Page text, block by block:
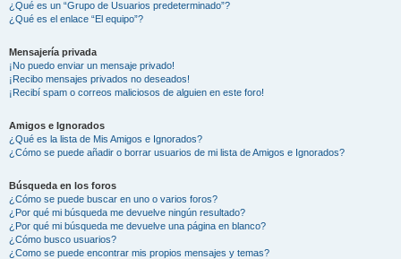
¿Qué es un “Grupo de Usuarios predeterminado”?
¿Qué es el enlace “El equipo”?
Mensajería privada
¡No puedo enviar un mensaje privado!
¡Recibo mensajes privados no deseados!
¡Recibí spam o correos maliciosos de alguien en este foro!
Amigos e Ignorados
¿Qué es la lista de Mis Amigos e Ignorados?
¿Cómo se puede añadir o borrar usuarios de mi lista de Amigos e Ignorados?
Búsqueda en los foros
¿Cómo se puede buscar en uno o varios foros?
¿Por qué mi búsqueda me devuelve ningún resultado?
¿Por qué mi búsqueda me devuelve una página en blanco?
¿Cómo busco usuarios?
¿Como se puede encontrar mis propios mensajes y temas?